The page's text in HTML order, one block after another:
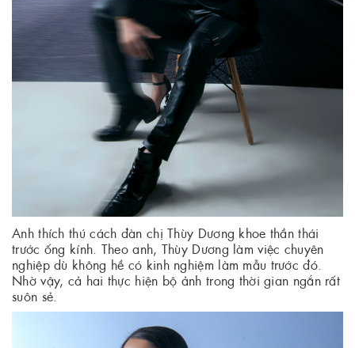
Anh thích thú cách đàn chị Thùy Dương khoe thần thái
trước ống kính. Theo anh, Thùy Dương làm việc chuyên
nghiệp dù không hề có kinh nghiệm làm mẫu trước đó.
Nhờ vậy, cả hai thực hiện bộ ảnh trong thời gian ngắn rất
suôn sẻ.